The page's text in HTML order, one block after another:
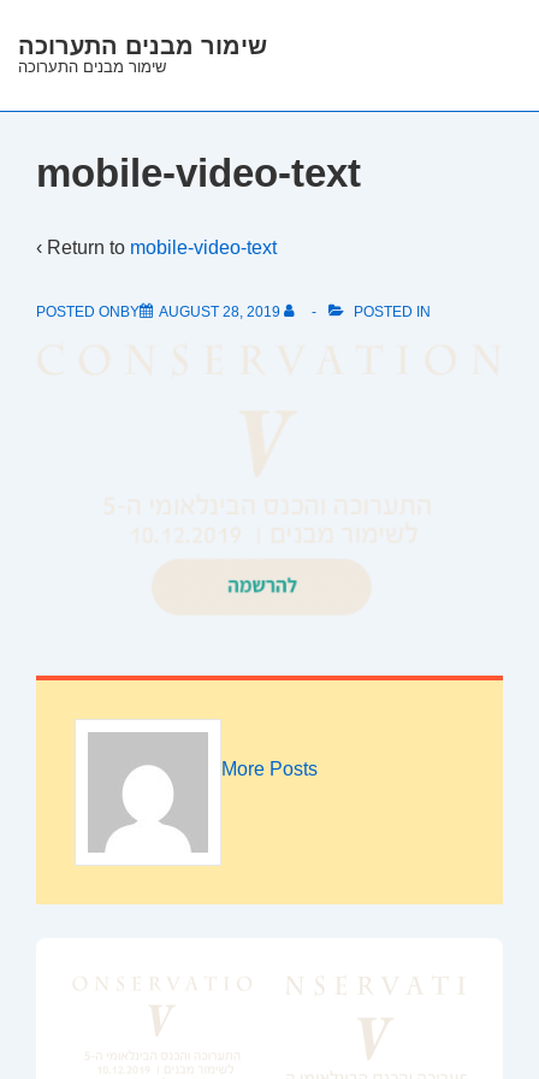
Skip
Main
שימור מבנים התערוכה
שימור מבנים התערוכה
mobile-video-text
‹ Return to mobile-video-text
POSTED ONBY AUGUST 28, 2019 POSTED IN
More Posts